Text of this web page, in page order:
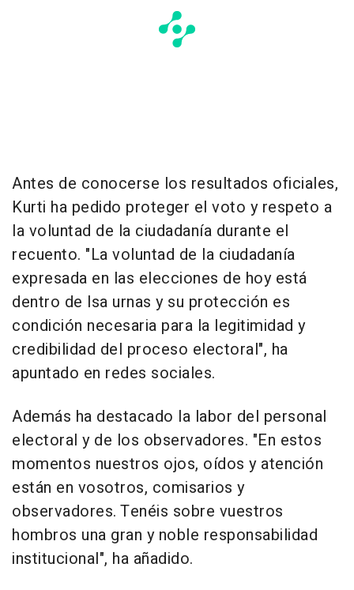
Antes de conocerse los resultados oficiales,
Kurti ha pedido proteger el voto y respeto a
la voluntad de la ciudadanía durante el
recuento. "La voluntad de la ciudadanía
expresada en las elecciones de hoy está
dentro de lsa urnas y su protección es
condición necesaria para la legitimidad y
credibilidad del proceso electoral", ha
apuntado en redes sociales.
Además ha destacado la labor del personal
electoral y de los observadores. "En estos
momentos nuestros ojos, oídos y atención
están en vosotros, comisarios y
observadores. Tenéis sobre vuestros
hombros una gran y noble responsabilidad
institucional", ha añadido.